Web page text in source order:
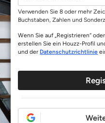
Verwenden Sie 8 oder mehr
Buchstaben, Zahlen und
Wenn Sie auf „Registrieren“
erstellen Sie ein Houzz-Profil
und der Datenschutzrichtlinie